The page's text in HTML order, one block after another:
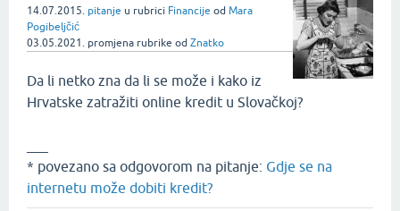
14.07.2015. pitanje u rubrici Financije od Mara
Pogibeljčić
03.05.2021. promjena rubrike od Znatko
Da li netko zna da li se može i kako iz
Hrvatske zatražiti online kredit u Slovačkoj?
* povezano sa odgovorom na pitanje: Gdje se na
internetu može dobiti kredit?